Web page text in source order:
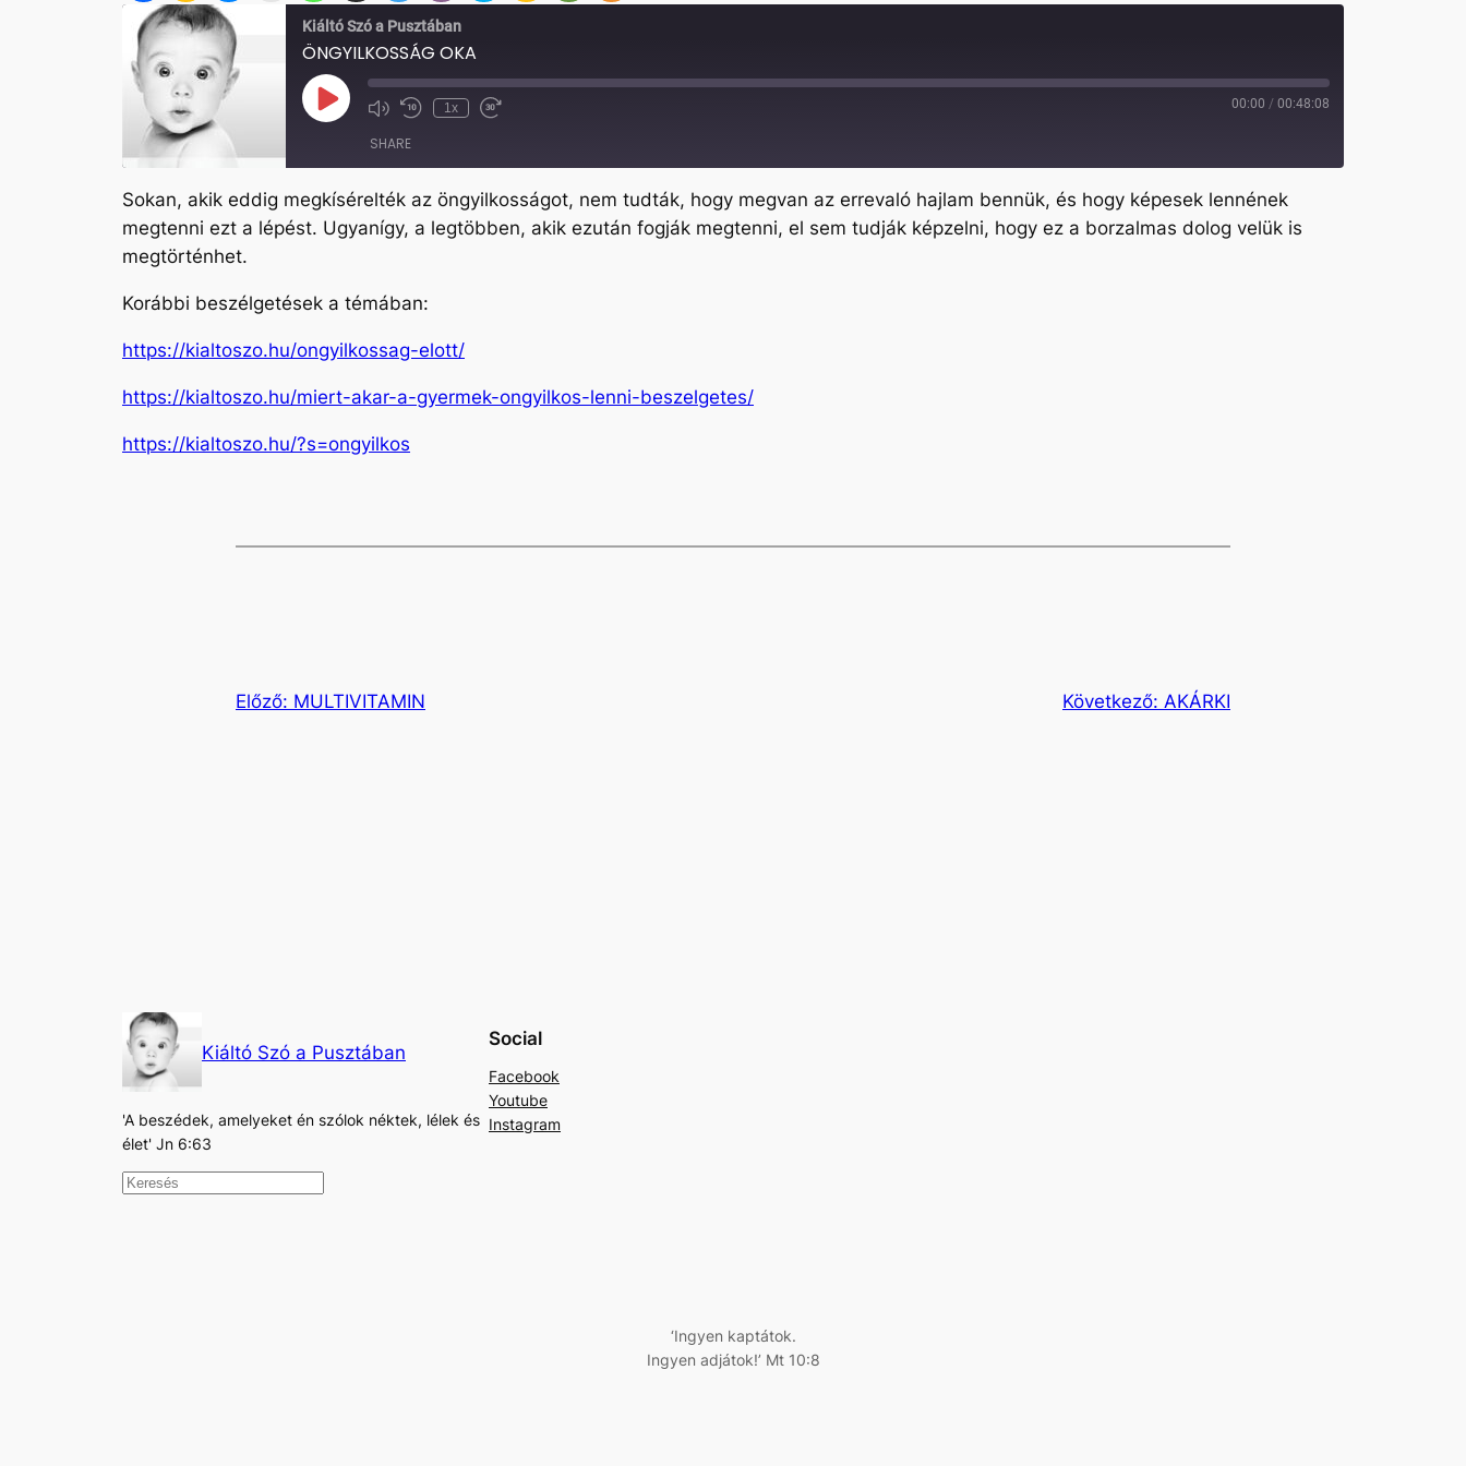
Kiáltó Szó a Pusztában
ÖNGYILKOSSÁG OKA
Play
Episode Mute/Unmute
Rewind
1x
Fast
00:00 / 00:48:08
SHARE
SHARE
LINK
EMBED
Sokan, akik eddig megkísérelték az öngyilkosságot, nem tudták, hogy megvan az errevaló hajlam bennük, és hogy képesek lennének
megtenni ezt a lépést. Ugyanígy, a legtöbben, akik ezután fogják megtenni, el sem tudják képzelni, hogy ez a borzalmas dolog velük is
megtörténhet.
Korábbi beszélgetések a témában:
https://kialtoszo.hu/ongyilkossag-elott/
https://kialtoszo.hu/miert-akar-a-gyermek-ongyilkos-lenni-beszelgetes/
https://kialtoszo.hu/?s=ongyilkos
Előző: MULTIVITAMIN Következő: AKÁRKI
Kiáltó Szó a Pusztában
'A beszédek, amelyeket én szólok néktek, lélek és
élet' Jn 6:63
K
Social
Facebook
Youtube
Instagram
‘Ingyen kaptátok.
Ingyen adjátok!’ Mt 10:8